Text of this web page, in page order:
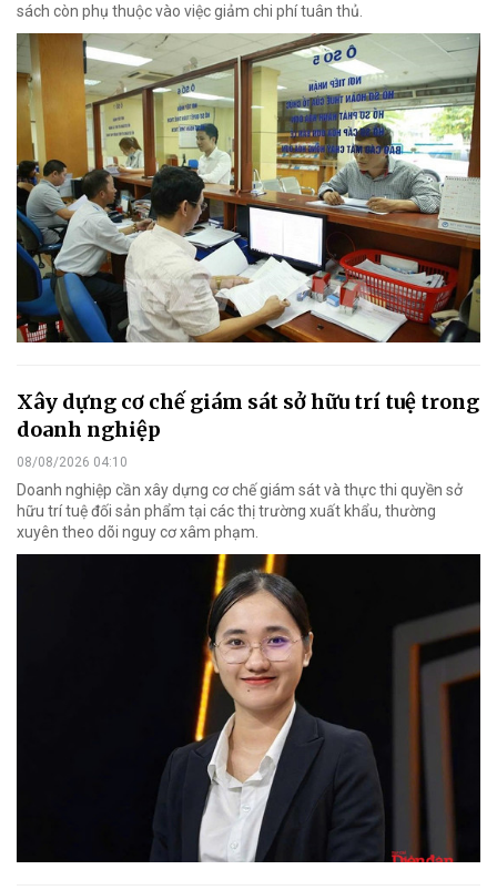
sách còn phụ thuộc vào việc giảm chi phí tuân thủ.
Xây dựng cơ chế giám sát sở hữu trí tuệ trong
doanh nghiệp
08/08/2026 04:10
Doanh nghiệp cần xây dựng cơ chế giám sát và thực thi quyền sở
hữu trí tuệ đối sản phẩm tại các thị trường xuất khẩu, thường
xuyên theo dõi nguy cơ xâm phạm.